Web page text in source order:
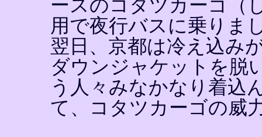
ースのコタツカーゴ（
用で夜行バスに乗りま
翌日、京都は冷え込み
ダウンジャケットを脱
う人々みなかなり着込
て、コタツカーゴの威